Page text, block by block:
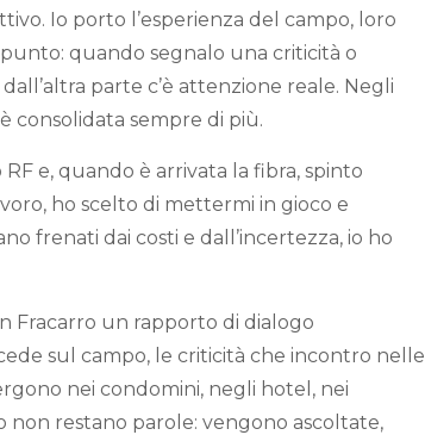
Io porto l’esperienza del campo, loro
quando segnalo una criticità o
parte c’è attenzione reale. Negli
consolidata sempre di più.
e, quando è arrivata la fibra, spinto
ho scelto di mettermi in gioco e
frenati dai costi e dall’incertezza, io ho
Fracarro un rapporto di dialogo
sul campo, le criticità che incontro nelle
nei condomini, negli hotel, nei
non restano parole: vengono ascoltate,